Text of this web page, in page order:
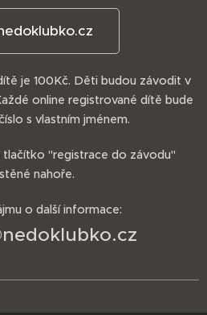
je 100Kč. Děti budou závodit v
online registrované dítě bude
s vlastním jménem.
"registrace do závodu"
nahoře.
o další informace: